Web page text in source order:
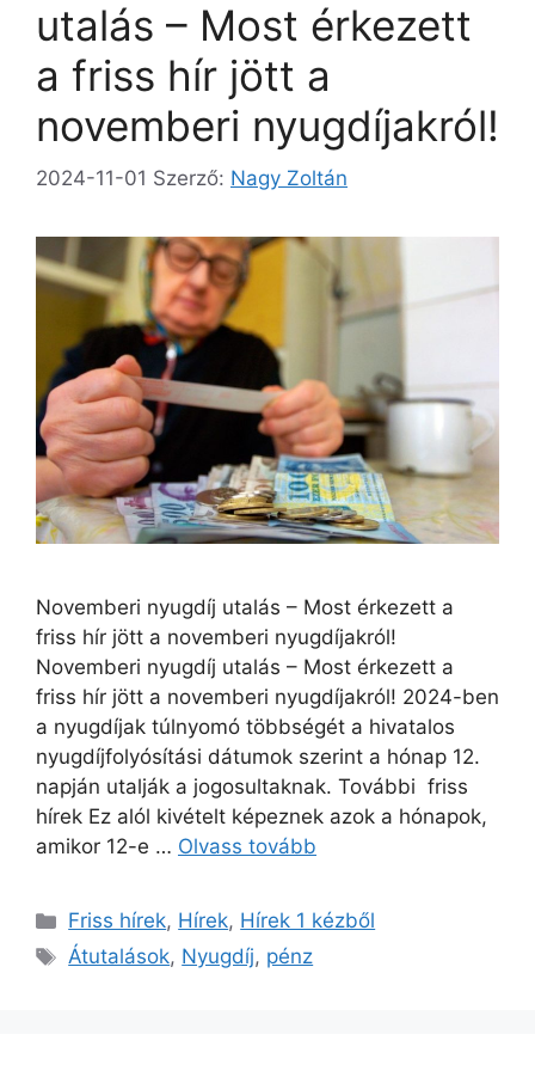
utalás – Most érkezett
a friss hír jött a
novemberi nyugdíjakról!
2024-11-01 Szerző: Nagy Zoltán
Novemberi nyugdíj utalás – Most érkezett a
friss hír jött a novemberi nyugdíjakról!
Novemberi nyugdíj utalás – Most érkezett a
friss hír jött a novemberi nyugdíjakról! 2024-ben
a nyugdíjak túlnyomó többségét a hivatalos
nyugdíjfolyósítási dátumok szerint a hónap 12.
napján utalják a jogosultaknak. További friss
hírek Ez alól kivételt képeznek azok a hónapok,
amikor 12-e … Olvass tovább
Kategória
Friss hírek, Hírek, Hírek 1 kézből
Címkék
Átutalások, Nyugdíj, pénz